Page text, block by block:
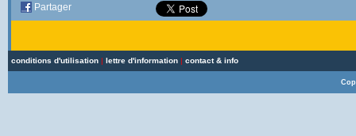
Partager
conditions d'utilisation | lettre d'information | contact & info